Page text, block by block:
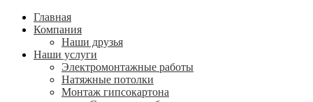
Главная
Компания
Наши друзья
Наши услуги
Электромонтажные работы
Натяжные потолки
Монтаж гипсокартона